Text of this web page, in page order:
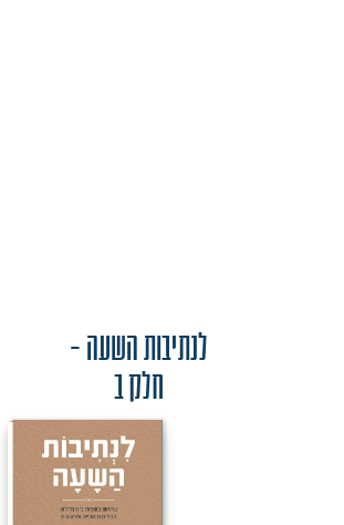
לנתיבות השעה -
חלק ב